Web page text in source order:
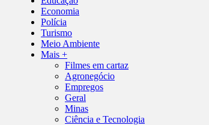
Economia
Polícia
Turismo
Meio Ambiente
Mais +
Filmes em cartaz
Agronegócio
Empregos
Geral
Minas
Ciência e Tecnologia